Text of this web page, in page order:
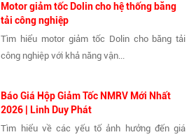
Motor giảm tốc Dolin cho hệ thống băng
tải công nghiệp
Tìm hiểu motor giảm tốc Dolin cho băng tải
công nghiệp với khả năng vận...
Báo Giá Hộp Giảm Tốc NMRV Mới Nhất
2026 | Linh Duy Phát
Tìm hiểu về các yếu tố ảnh hưởng đến giá